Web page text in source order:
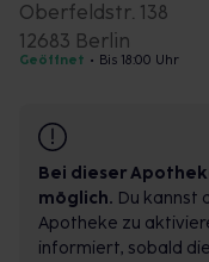
Oberfeldstr. 138
12683 Berlin
Geöffnet • Bis 18:00 Uhr
Bei dieser
möglich. Du kannst
Apotheke zu
informiert, sobald